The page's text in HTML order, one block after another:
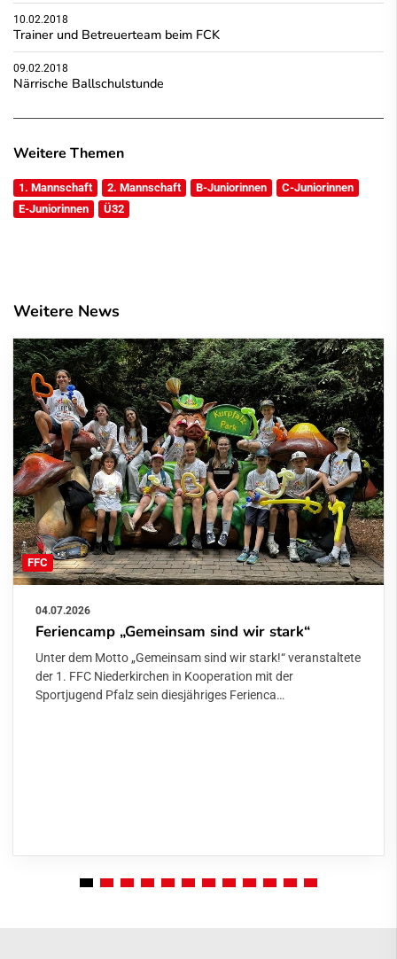
10.02.2018
Trainer und Betreuerteam beim FCK
09.02.2018
Närrische Ballschulstunde
Weitere Themen
1. Mannschaft 2. Mannschaft B-Juniorinnen
C-Juniorinnen
E-Juniorinnen
Ü32
Weitere News
FFC
04.07.2026
Feriencamp „Gemeinsam sind wir stark“
Unter dem Motto „Gemeinsam sind wir stark!“ veranstaltete
der 1. FFC Niederkirchen in Kooperation mit der
Sportjugend Pfalz sein diesjähriges Ferienca…